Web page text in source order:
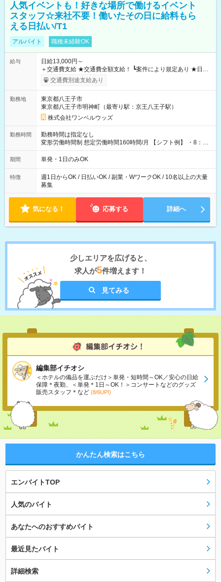
人気イベントも！好きな場所で働けるイベント
スタッフ☆来社不要！働いたその日に給料もら
える日払い/T1
アルバイト 職種未経験OK
給与
日給13,000円～
＋交通費支給 ★交通費全額支給！ ┗案件により規定あり ★日払
いOK！（規定あり） ┗働いたその日に現金GET♪ お仕事後はコ
ンビニATMから 日払い分を引き落とせます！ 【試用期間】試
交通費別途支給あり
勤務地
東京都八王子市
東京都八王子市明神町（最寄り駅：京王八王子駅）
株式会社ワンベルウッズ
勤務時間
勤務時間は指定なし
変形労働時間制 想定労働時間160時間/月 【シフト例】 ・8：00
～21：00
期間 単発・1日のみOK
特徴
週1日からOK / 日払いOK / 副業・WワークOK / 10名以上の大量
募集
気になる！ 応募する 詳細へ
少しエリアを広げると、
求人が5件増えます！
見てみる
編集部イチオシ
＜ホテルの備品を運ぶだけ＞単発・短時間～OK／安心の日給
保障＊夜勤、＜単発＊1日～OK！＞コンサートなどのグッズ
販売スタッフ＊など (8/6UP!)
かんたん検索はこちら
エンバイトTOP
人気のバイト
あなたへのおすすめバイト
最近見たバイト
詳細検索